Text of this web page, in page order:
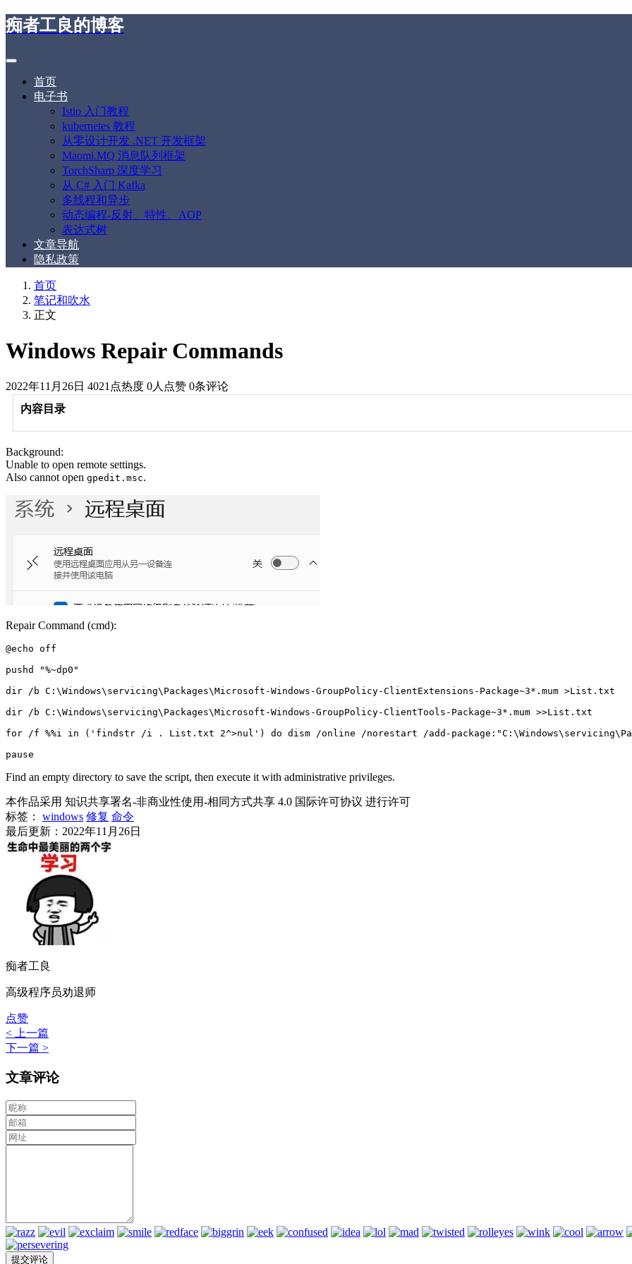
痴者工良的博客
首页
电子书
Istio 入门教程
kubernetes 教程
从零设计开发 .NET 开发框架
Maomi.MQ 消息队列框架
TorchSharp 深度学习
从 C# 入门 Kafka
多线程和异步
动态编程-反射、特性、AOP
表达式树
文章导航
隐私政策
首页
笔记和吹水
正文
Windows Repair Commands
2022年11月26日 4021点热度 0人点赞 0条评论
内容目录
Background:
Unable to open remote settings.
Also cannot open gpedit.msc.
Repair Command (cmd):
@echo off
pushd "%~dp0"
dir /b C:\Windows\servicing\Packages\Microsoft-Windows-GroupPolicy-ClientExtensions-Package~3*.mum >List.txt
dir /b C:\Windows\servicing\Packages\Microsoft-Windows-GroupPolicy-ClientTools-Package~3*.mum >>List.txt
for /f %%i in ('findstr /i . List.txt 2^>nul') do dism /online /norestart /add-
Find an empty directory to save the script, then execute it with administrative privileges.
本作品采用 知识共享署名-非商业性使用-相同方式共享 4.0 国际许可协议 进行许可
标签：
windows 修复 命令
最后更新：2022年11月26日
痴者工良
高级程序员劝退师
点赞
< 上一篇
下一篇 >
文章评论